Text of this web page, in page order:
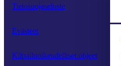
Tietosuojaseloste
Evästeet
Kilpailuoikeudelliset ohjeet